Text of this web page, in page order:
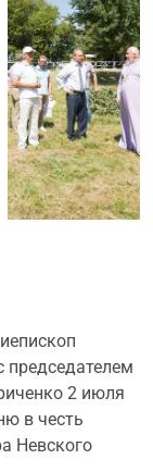
председателем
2 июля
в честь
Невского